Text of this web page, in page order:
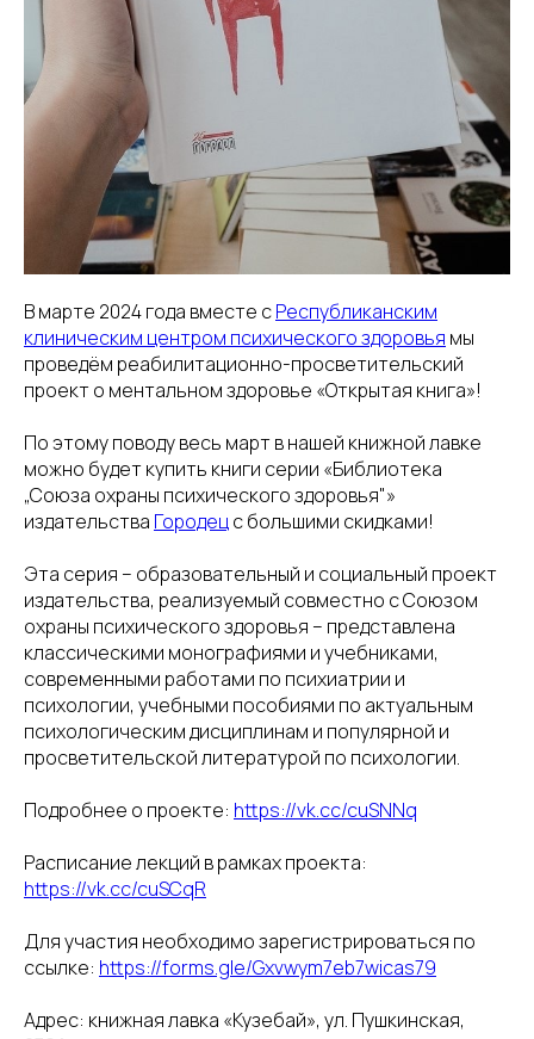
В марте 2024 года вместе сРеспубликанским
клиническим центром психического здоровья мы
проведём реабилитационно-просветительский
проект о ментальном здоровье «Открытая книга»!
По этому поводу весь март в нашей книжной лавке
можно будет купить книги серии «Библиотека
„Союза охраны психического здоровья"»
издательства Городецс большими скидками!
Эта серия – образовательный и социальный проект
издательства, реализуемый совместно с Союзом
охраны психического здоровья – представлена
классическими монографиями и учебниками,
современными работами по психиатрии и
психологии, учебными пособиями по актуальным
психологическим дисциплинам и популярной и
просветительской литературой по психологии.
Подробнее о проекте: https://vk.cc/cuSNNq
Расписание лекций в рамках проекта:
https://vk.cc/cuSCqR
Для участия необходимо зарегистрироваться по
ссылке: https://forms.gle/Gxvwym7eb7wicas79
Адрес: книжная лавка «Кузебай», ул. Пушкинская,